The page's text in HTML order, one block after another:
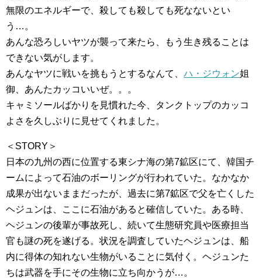
無限のエネルギーで、殺しても殺しても死なないとい
う…。
あんな恐ろしいヤツが襲って来たら、もう生き残ることは
できない気がします。
あんなヤツに戦いを挑もうとするなんて、 ハ・ジウォン姐
御、あんたカッコいいぜ。。。
キャミソールばかりを見慣れた今、タンクトップのカッコ
よさを久しぶりに見せてくれました。
＜STORY＞
日本の九州の西に位置する東シナ海の第7鉱区にて、韓国チ
ームによって石油のボーリングが行われていた。なかなか
成果が出ないままだったが、過去に第7鉱区で父を亡くした
ヘジュンは、ここに石油があると確信していた。ある時、
ヘジュンの後輩が事故死し、続いて生態研究員や医療担当
官も謎の死を遂げる。状況を調査していたヘジュンは、船
内に得体の知れない生物がいることに気付く。ヘジュンた
ちは武器を手にその生物に立ち向かうが…。